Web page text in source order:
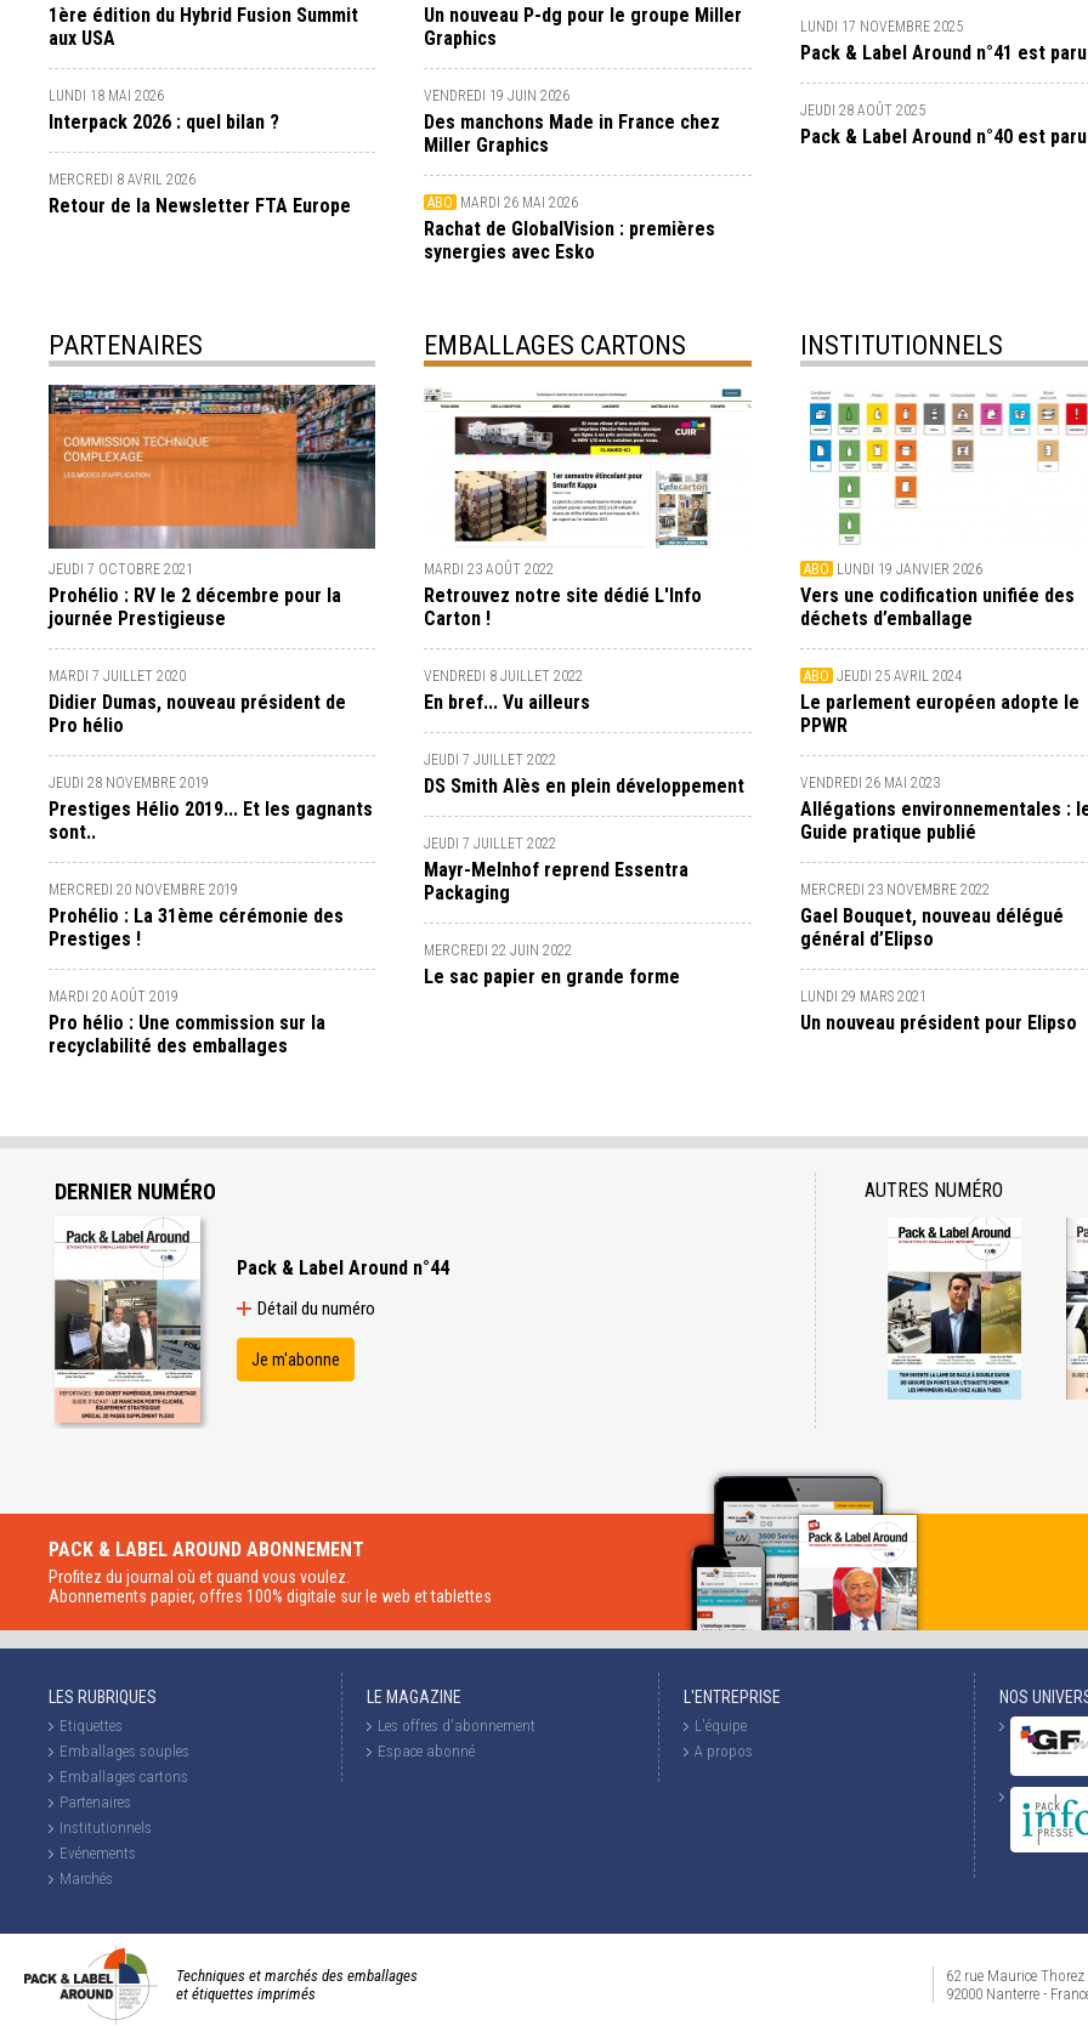
1ère édition du Hybrid Fusion Summit
aux USA
LUNDI 18 MAI 2026
Interpack 2026 : quel bilan ?
MERCREDI 8 AVRIL 2026
Retour de la Newsletter FTA Europe
Un nouveau P-dg pour le groupe Miller
Graphics
VENDREDI 19 JUIN 2026
Des manchons Made in France chez
Miller Graphics
ABO MARDI 26 MAI 2026
Rachat de GlobalVision : premières
synergies avec Esko
LUNDI 17 NOVEMBRE 2025
Pack & Label Around n°41 est paru
JEUDI 28 AOÛT 2025
Pack & Label Around n°40 est paru
PARTENAIRES
JEUDI 7 OCTOBRE 2021
Prohélio : RV le 2 décembre pour la
journée Prestigieuse
MARDI 7 JUILLET 2020
Didier Dumas, nouveau président de
Pro hélio
JEUDI 28 NOVEMBRE 2019
Prestiges Hélio 2019... Et les gagnants
sont..
MERCREDI 20 NOVEMBRE 2019
Prohélio : La 31ème cérémonie des
Prestiges !
MARDI 20 AOÛT 2019
Pro hélio : Une commission sur la
recyclabilité des emballages
EMBALLAGES CARTONS
MARDI 23 AOÛT 2022
Retrouvez notre site dédié L'Info
Carton !
VENDREDI 8 JUILLET 2022
En bref... Vu ailleurs
JEUDI 7 JUILLET 2022
DS Smith Alès en plein développement
JEUDI 7 JUILLET 2022
Mayr-Melnhof reprend Essentra
Packaging
MERCREDI 22 JUIN 2022
Le sac papier en grande forme
INSTITUTIONNELS
ABO LUNDI 19 JANVIER 2026
Vers une codification unifiée des
déchets d’emballage
ABO JEUDI 25 AVRIL 2024
Le parlement européen adopte le
PPWR
VENDREDI 26 MAI 2023
Allégations environnementales :
Guide pratique publié
MERCREDI 23 NOVEMBRE 2022
Gael Bouquet, nouveau délégué
général d’Elipso
LUNDI 29 MARS 2021
Un nouveau président pour Elipso
DERNIER NUMÉRO
Pack & Label Around n°44
Détail du numéro
Je m'abonne
AUTRES NUMÉRO
PACK & LABEL AROUND ABONNEMENT
Profitez du journal où et quand vous voulez.
Abonnements papier, offres 100% digitale sur le web et tablettes
LES RUBRIQUES
Etiquettes
Emballages souples
Emballages cartons
Partenaires
Institutionnels
Evénements
Marchés
LE MAGAZINE
Les offres d'abonnement
Espace abonné
L'ENTREPRISE
L'équipe
A propos
NOS
Techniques et marchés des emballages
et étiquettes imprimés
62 rue Maurice Thorez
92000 Nanterre -